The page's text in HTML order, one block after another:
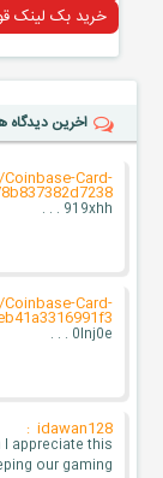
خرید بک لینک
اخرین دیدگاه
Coinbase-Card-
919xhh . . .
Coinbase-Card-
0lnj0e . . .
idawan128 :
appreciate this
our gaming . . .